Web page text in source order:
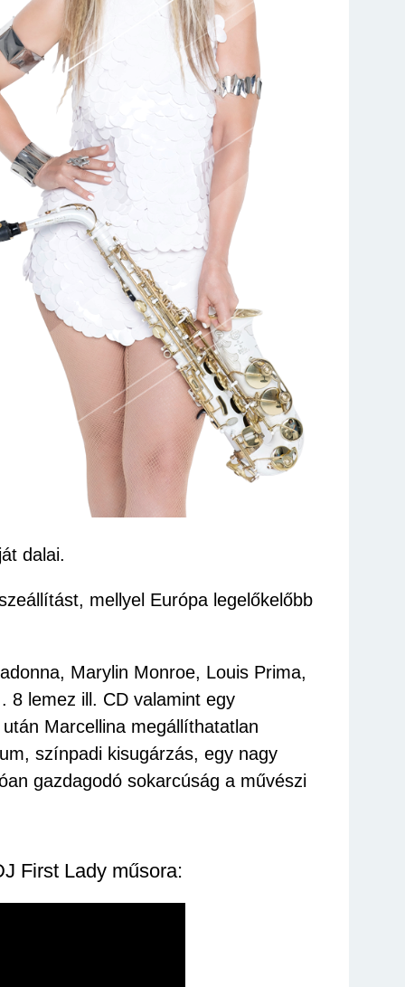
dalai.
mellyel Európa legelőkelőbb
Marylin Monroe, Louis Prima,
8 lemez ill. CD valamint egy
Marcellina megállíthatatlan
színpadi kisugárzás, egy nagy
gazdagodó sokarcúság a művészi
First Lady műsora: